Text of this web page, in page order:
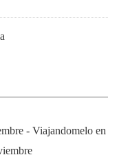
- Viajandomelo en